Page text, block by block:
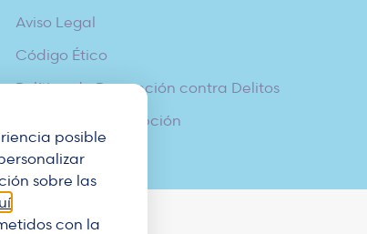
posible
sobre las
con la
Aviso Legal
Código Ético
Política de Prevención contra Delitos
Política Anticorrupción